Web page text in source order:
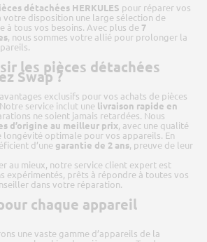
détachées HERKULES pour réparer vos
votre disposition une large sélection de
à tous vos besoins. Avec plus de 7
, nous sommes votre allié pour prolonger la
les pièces détachées
Swap ?
exclusifs pour vos achats de pièces
service inclut une livraison rapide en
ne soient jamais retardées. Nous
d’origine au meilleur prix, avec une qualité
longévité optimale pour vos appareils. En
d’une garantie de 2 ans, preuve de leur
au mieux, notre service client expert est
expérimentés, prêts à répondre à toutes vos
dans votre réparation.
chaque appareil
une vaste gamme d’appareils de la